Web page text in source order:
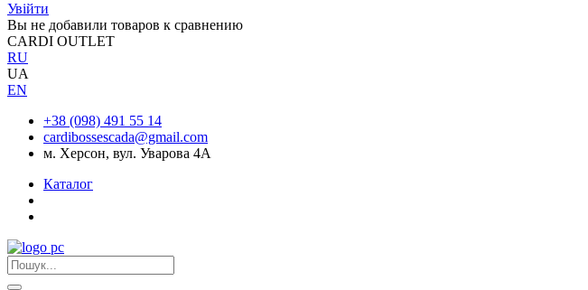
Увійти
Вы не добавили товаров к сравнению
CARDI OUTLET
RU
UA
EN
+38 (098) 491 55 14
cardibossescada@gmail.com
м. Херсон, вул. Уварова 4А
Каталог